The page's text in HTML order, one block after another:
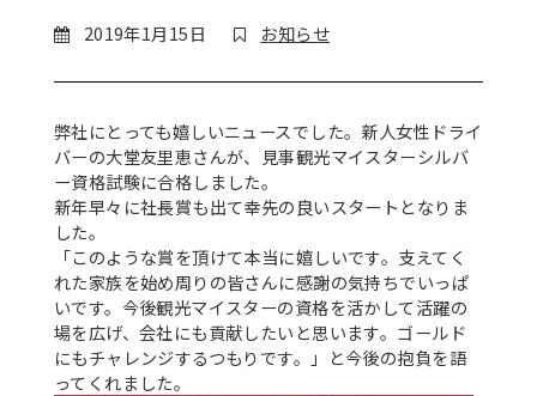
2019年1月15日 お知らせ
弊社にとっても嬉しいニュースでした。新人女性ドライ
バーの大堂友里恵さんが、見事観光マイスターシルバ
ー資格試験に合格しました。
新年早々に社長賞も出て幸先の良いスタートとなりま
した。
「このような賞を頂けて本当に嬉しいです。支えてく
れた家族を始め周りの皆さんに感謝の気持ちでいっぱ
いです。今後観光マイスターの資格を活かして活躍の
場を広げ、会社にも貢献したいと思います。ゴールド
にもチャレンジするつもりです。」と今後の抱負を語
ってくれました。